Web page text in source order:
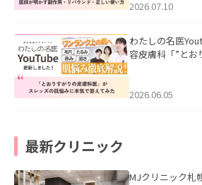
た。
2026.07.10
わたしの名医
容皮膚科「”とお
2026.06.05
最新クリニック
MJクリニック札